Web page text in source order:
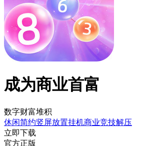
成为商业首富
数字财富堆积
休闲简约竖屏放置挂机商业竞技解压
立即下载
官方正版